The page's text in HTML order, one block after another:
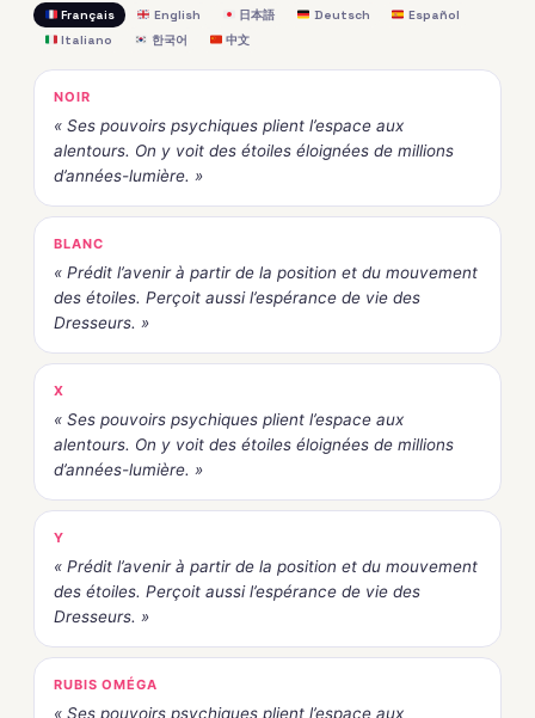
Français English 日本語 Deutsch
Español
Italiano
한국어 中文
NOIR
« Ses pouvoirs psychiques plient l’espace aux
alentours. On y voit des étoiles éloignées de millions
d’années-lumière. »
BLANC
« Prédit l’avenir à partir de la position et du mouvement
des étoiles. Perçoit aussi l’espérance de vie des
Dresseurs. »
X
« Ses pouvoirs psychiques plient l’espace aux
alentours. On y voit des étoiles éloignées de millions
d’années-lumière. »
Y
« Prédit l’avenir à partir de la position et du mouvement
des étoiles. Perçoit aussi l’espérance de vie des
Dresseurs. »
RUBIS OMÉGA
« Ses pouvoirs psychiques plient l’espace aux